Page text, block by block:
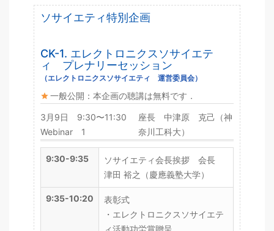
ソサイエティ特別企画
CK-1. エレクトロニクスソサイエテ
ィ プレナリーセッション
（エレクトロニクスソサイエティ 運営委員会）
一般公開：本企画の聴講は無料です．
3月9日 9:30〜11:30
Webinar 1
座長 中津原 克己（神
奈川工科大）
9:30-9:35
ソサイエティ会長挨拶 会長
津田 裕之（慶應義塾大学）
9:35-10:20
表彰式
・エレクトロニクスソサイエテ
ィ活動功労賞贈呈